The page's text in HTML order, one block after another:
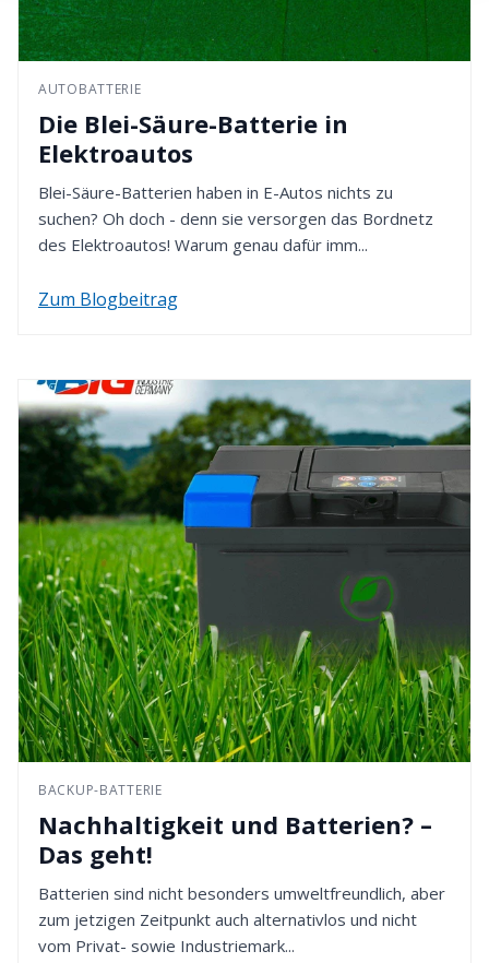
AUTOBATTERIE
Die Blei-Säure-Batterie in
Elektroautos
Blei-Säure-Batterien haben in E-Autos nichts zu
suchen? Oh doch - denn sie versorgen das Bordnetz
des Elektroautos! Warum genau dafür imm...
Zum Blogbeitrag
BACKUP-BATTERIE
Nachhaltigkeit und Batterien? –
Das geht!
Batterien sind nicht besonders umweltfreundlich, aber
zum jetzigen Zeitpunkt auch alternativlos und nicht
vom Privat- sowie Industriemark...